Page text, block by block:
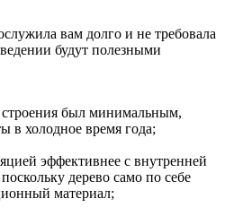
вам долго и не требовала
будут полезными
был минимальным,
в холодное время года;
эффективнее с внутренней
дерево само по себе
материал;